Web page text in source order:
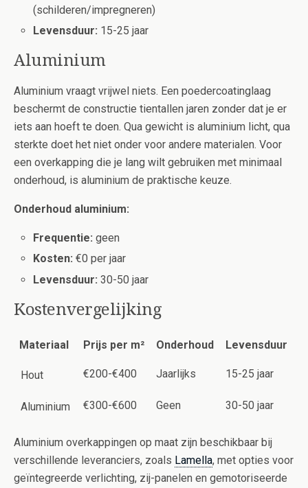
(schilderen/impregneren)
Levensduur: 15-25 jaar
Aluminium
Aluminium vraagt vrijwel niets. Een poedercoatinglaag
beschermt de constructie tientallen jaren zonder dat je er
iets aan hoeft te doen. Qua gewicht is aluminium licht, qua
sterkte doet het niet onder voor andere materialen. Voor
een overkapping die je lang wilt gebruiken met minimaal
onderhoud, is aluminium de praktische keuze.
Onderhoud aluminium:
Frequentie: geen
Kosten: €0 per jaar
Levensduur: 30-50 jaar
Kostenvergelijking
Materiaal Prijs per m² Onderhoud Levensduur
Hout €200-€400 Jaarlijks 15-25 jaar
Aluminium €300-€600 Geen 30-50 jaar
Aluminium overkappingen op maat zijn beschikbaar bij
verschillende leveranciers, zoals Lamella, met opties voor
geïntegreerde verlichting, zij-panelen en gemotoriseerde